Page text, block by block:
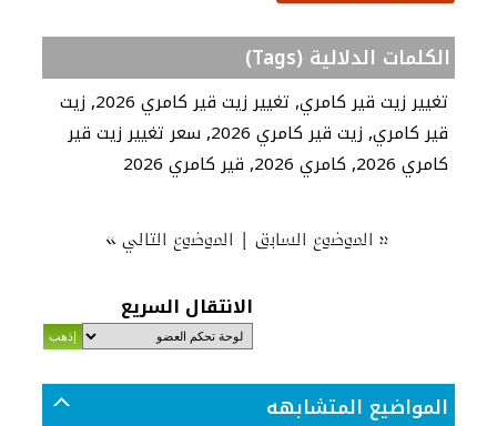
الكلمات الدلالية (Tags)
تغيير زيت قير كامري, تغيير زيت قير كامري 2026 , زيت
قير كامري, زيت قير كامري 2026 , سعر تغيير زيت قير
كامري 2026
, كامري 2026 , قير كامري 2026
« الموضوع السابق| الموضوع التالي»
الانتقال السريع
المواضيع المتشابهه